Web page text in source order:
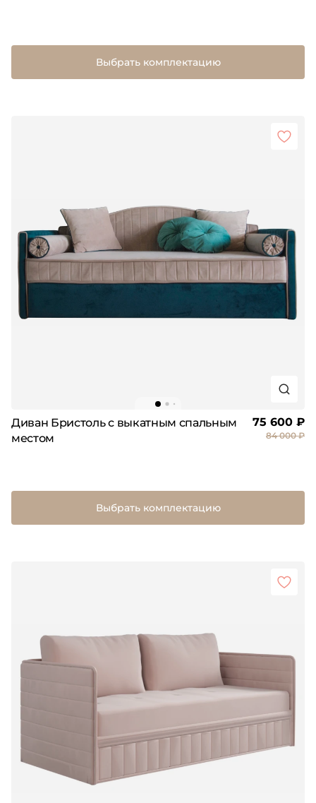
Выбрать комплектацию
Диван Бристоль с выкатным спальным
местом
75 600 ₽
84 000 ₽
Выбрать комплектацию